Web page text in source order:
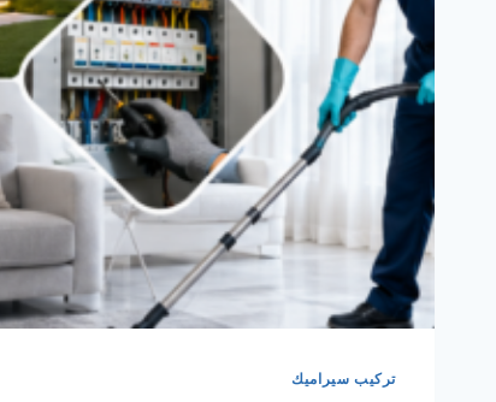
تركيب سيراميك